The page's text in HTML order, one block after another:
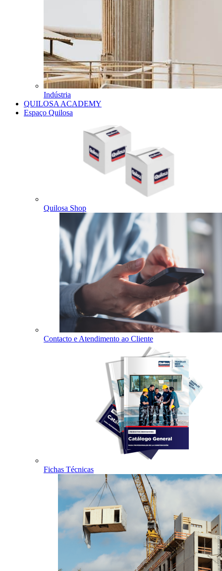
Indústria
QUILOSA ACADEMY
Espaço Quilosa
Quilosa Shop
Contacto e Atendimento ao Cliente
Fichas Técnicas